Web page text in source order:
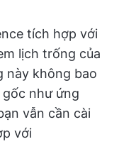
tích hợp với
lịch trống của
này không bao
như ứng
vẫn cần cài
với